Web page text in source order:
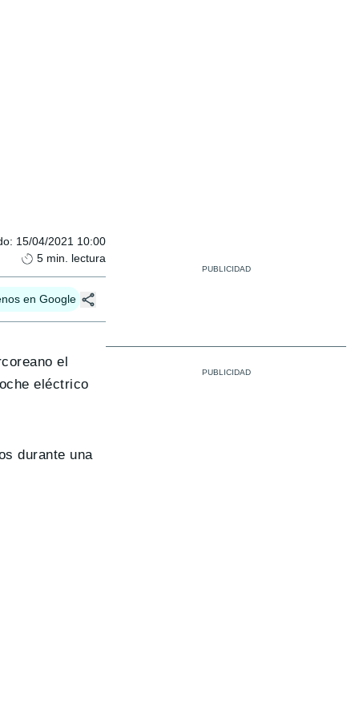
: 15/04/2021 10:00
5 min. lectura
en Google
el
eléctrico
durante una